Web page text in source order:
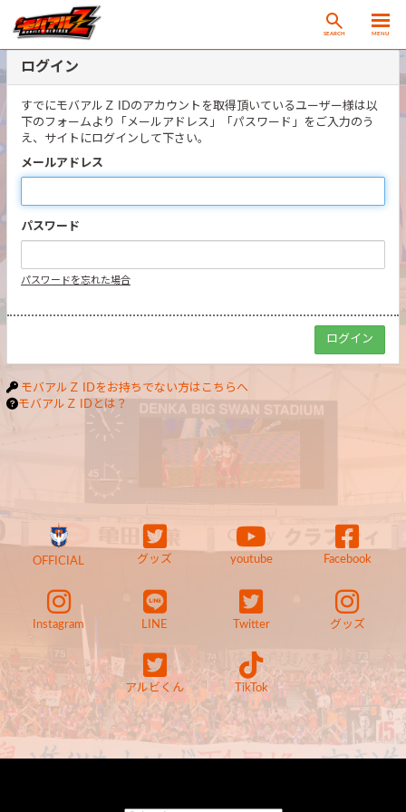
SEARCH MENU
ログイン
すでにモバアルＺ IDのアカウントを取得頂いているユーザー様は以
下のフォームより「メールアドレス」「パスワード」をご入力のう
え、サイトにログインして下さい。
メールアドレス
パスワード
パスワードを忘れた場合
モバアルＺ IDをお持ちでない方はこちらへ
モバアルＺ IDとは？
OFFICIAL グッズ youtube Facebook
Instagram LINE Twitter グッズ
アルビくん TikTok